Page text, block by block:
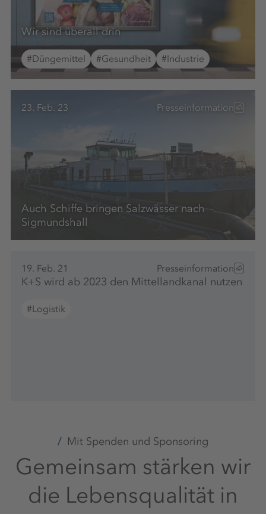
Wir sind überall drin
#Düngemittel #Gesundheit #Industrie
23. Feb. 23 Presseinformation
Auch Schiffe bringen Salzwässer nach
Sigmundshall
19. Feb. 21 Presseinformation
K+S wird ab 2023 den Mittellandkanal nutzen
#Logistik
Mit Spenden und Sponsoring
Gemeinsam stärken wir
die Lebensqualität in